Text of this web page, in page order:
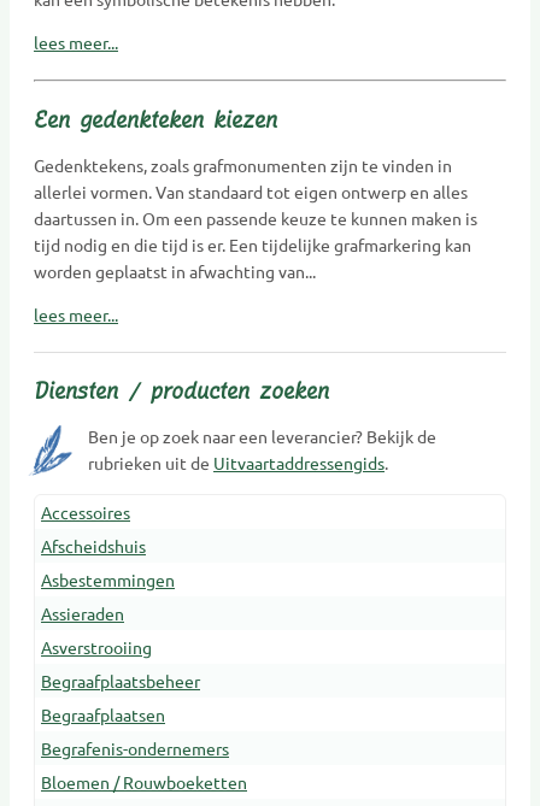
lees meer...
Een gedenkteken kiezen
Gedenktekens, zoals grafmonumenten zijn te vinden in
allerlei vormen. Van standaard tot eigen ontwerp en alles
daartussen in. Om een passende keuze te kunnen maken is
tijd nodig en die tijd is er. Een tijdelijke grafmarkering kan
worden geplaatst in afwachting van...
lees meer...
Diensten / producten zoeken
Ben je op zoek naar een leverancier? Bekijk de
rubrieken uit de Uitvaartaddressengids.
Accessoires
Afscheidshuis
Asbestemmingen
Assieraden
Asverstrooiing
Begraafplaatsbeheer
Begraafplaatsen
Begrafenis-ondernemers
Bloemen / Rouwboeketten